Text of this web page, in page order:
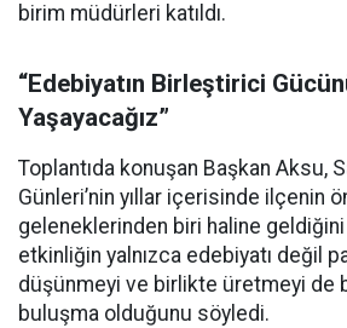
birim müdürleri katıldı.
“Edebiyatın Birleştirici
Yaşayacağız”
Toplantıda konuşan Başkan Aksu,
Günleri’nin yıllar içerisinde ilçenin
geleneklerinden biri haline
etkinliğin yalnızca edebiyatı değil
düşünmeyi ve birlikte üretmeyi de
buluşma olduğunu söyledi.